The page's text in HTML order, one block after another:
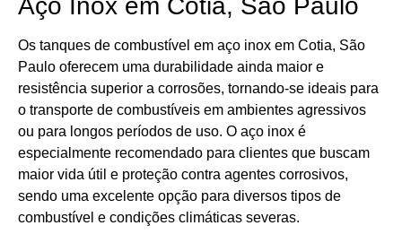
Aço Inox em Cotia, São Paulo
Os tanques de combustível em aço inox em Cotia, São
Paulo oferecem uma durabilidade ainda maior e
resistência superior a corrosões, tornando-se ideais para
o transporte de combustíveis em ambientes agressivos
ou para longos períodos de uso. O aço inox é
especialmente recomendado para clientes que buscam
maior vida útil e proteção contra agentes corrosivos,
sendo uma excelente opção para diversos tipos de
combustível e condições climáticas severas.